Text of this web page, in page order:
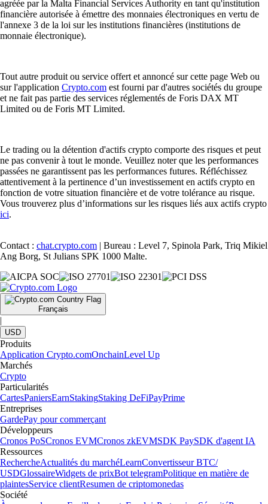
agréée par la Malta Financial Services Authority en tant qu'institution
financière autorisée à émettre des monnaies électroniques en vertu de
l'annexe 3 de la loi sur les institutions financières (institutions de
monnaie électronique).
Tout autre produit ou service offert et annoncé sur cette page Web ou
sur l'application Crypto.com est fourni par d'autres sociétés du groupe
et ne fait pas partie des services réglementés de Foris DAX MT
Limited ou de Foris MT Limited.
Le trading ou la détention d'actifs crypto comporte des risques et peut
ne pas convenir à tout le monde. Veuillez noter que les performances
passées ne garantissent pas les performances futures. Réfléchissez
attentivement à la pertinence d’un investissement en actifs crypto en
fonction de votre situation financière et de votre tolérance au risque.
Vous trouverez plus d’informations sur les risques liés aux actifs crypto
ici.
Contact : chat.crypto.com | Bureau : Level 7, Spinola Park, Triq Mikiel
Ang Borg, St Julians SPK 1000 Malte.
Français
|
USD
Produits
Application Crypto.comOnchainLevel Up
Marchés
Crypto
Particularités
CartesPaniersEarnStakingStaking DeFiPayPrime
Entreprises
GardePay pour commerçant
Développeurs
Cronos PoSCronos EVMCronos zkEVMSDK PaySDK d'agent IA
Ressources
RechercheActualités du marchéLearnConvertisseur BTC/
USDGlossaireWidgets de prixBot telegramPolitique en matière de
plaintesService clientResumen de criptomonedas
Société